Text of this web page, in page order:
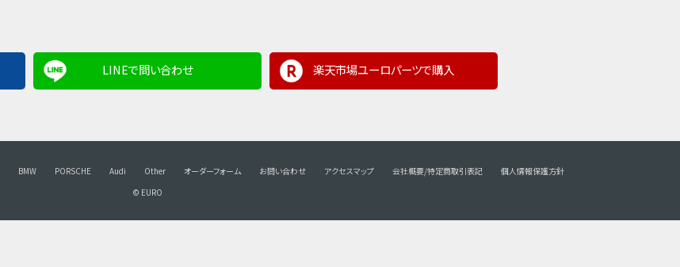
LINEで問い合わせ 楽天市場ユーロパーツで購入
BMW PORSCHE Audi Other オーダーフォーム お問い合わせ アクセスマップ 会社概要/特定商取引表記
個人情報保護方針
© EURO